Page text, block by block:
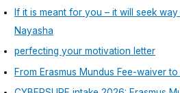
If it is meant for you – it will seek
Nayasha
perfecting your motivation letter
From Erasmus Mundus Fee-waiver